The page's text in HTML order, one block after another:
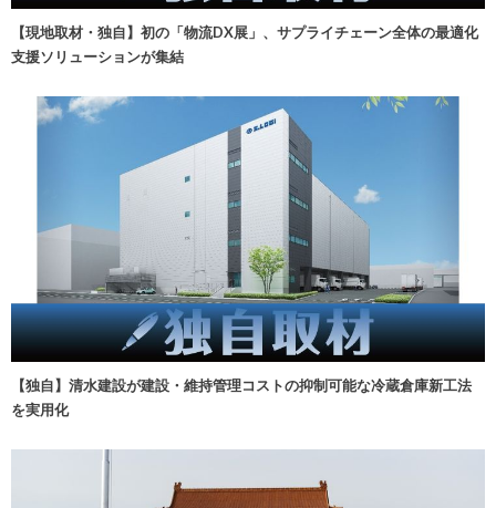
【現地取材・独自】初の「物流DX展」、サプライチェーン全体の最適化
支援ソリューションが集結
【独自】清水建設が建設・維持管理コストの抑制可能な冷蔵倉庫新工法
を実用化